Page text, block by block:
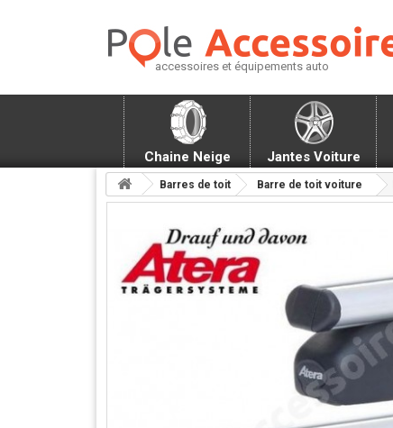
accessoires et équipements auto
Chaine Neige Jantes Voiture
Barres de toit Barre de toit voiture